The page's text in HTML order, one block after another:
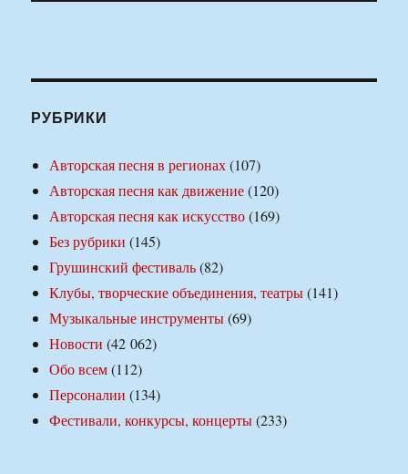
РУБРИКИ
Авторская песня в регионах(107)
Авторская песня как движение(120)
Авторская песня как искусство(169)
Без рубрики (145)
Грушинский фестиваль(82)
Клубы, творческие объединения, театры(141)
Музыкальные инструменты(69)
Новости (42 062)
Обо всем(112)
Персоналии (134)
Фестивали, конкурсы, концерты(233)